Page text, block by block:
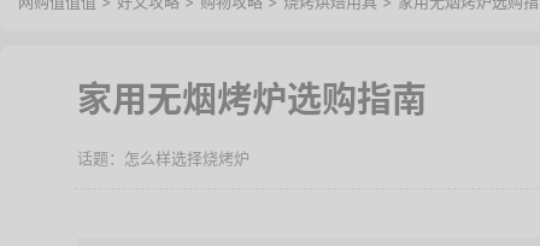
家用无烟烤炉选购指南
怎么样选择烧烤炉